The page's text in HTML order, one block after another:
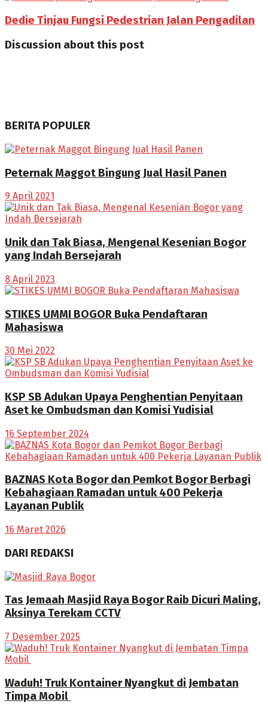
Dedie Tinjau Fungsi Pedestrian Jalan Pengadilan
Discussion about this post
BERITA POPULER
Peternak Maggot Bingung Jual Hasil Panen
9 April 2021
Unik dan Tak Biasa, Mengenal Kesenian Bogor
yang Indah Bersejarah
8 April 2023
STIKES UMMI BOGOR Buka Pendaftaran
Mahasiswa
30 Mei 2022
KSP SB Adukan Upaya Penghentian Penyitaan
Aset ke Ombudsman dan Komisi Yudisial
16 September 2024
BAZNAS Kota Bogor dan Pemkot Bogor Berbagi
Kebahagiaan Ramadan untuk 400 Pekerja
Layanan Publik
16 Maret 2026
DARI REDAKSI
Tas Jemaah Masjid Raya Bogor Raib Dicuri Maling,
Aksinya Terekam CCTV
7 Desember 2025
Waduh! Truk Kontainer Nyangkut di Jembatan
Timpa Mobil